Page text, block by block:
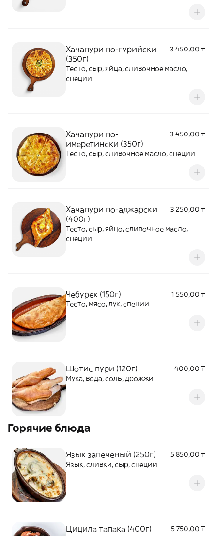
Хачапури по-гурийски
(350г)
3 450,00 ₸
Тесто, сыр, яйца, сливочное масло,
специи
Хачапури по-
имеретински (350г)
3 450,00 ₸
Тесто, сыр, сливочное масло, специи
Хачапури по-аджарски
(400г)
3 250,00 ₸
Тесто, сыр, яйцо, сливочное масло,
специи
Чебурек (150г)
1 550,00 ₸
Тесто, мясо, лук, специи
Шотис пури (120г)
400,00 ₸
Мука, вода, соль, дрожжи
Горячие блюда
Язык запеченый (250г)
5 850,00 ₸
Язык, сливки, сыр, специи
Цицила тапака (400г)
5 750,00 ₸